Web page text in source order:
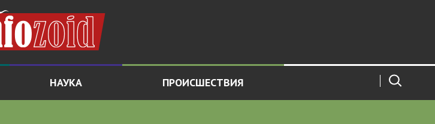
НАУКА ПРОИСШЕСТВИЯ